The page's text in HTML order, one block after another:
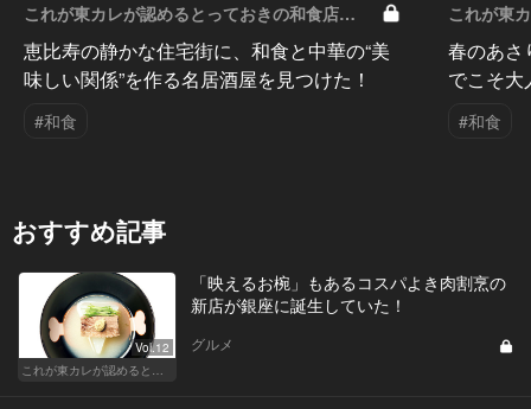
これが東カレが認めるとっておきの和食店
Vol.15
恵比寿の静かな住宅街に、和食と中華の“美
味しい関係”を作る名居酒屋を見つけた！
#和食
これが東
Vol.14
春のあさ
でこそ大
#和食
おすすめ記事
Vol.12
これが東カレが認めるとっておきの和食店
「映えるお椀」もあるコスパよき肉割烹の
新店が銀座に誕生していた！
グルメ